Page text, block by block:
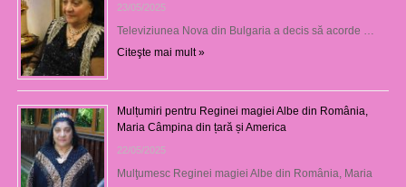
23/05/2025
Televiziunea Nova din Bulgaria a decis să acorde …
Citeşte mai mult »
Mulțumiri pentru Reginei magiei Albe din România,
Maria Câmpina din țară și America
22/05/2025
Mulţumesc Reginei magiei Albe din România, Maria